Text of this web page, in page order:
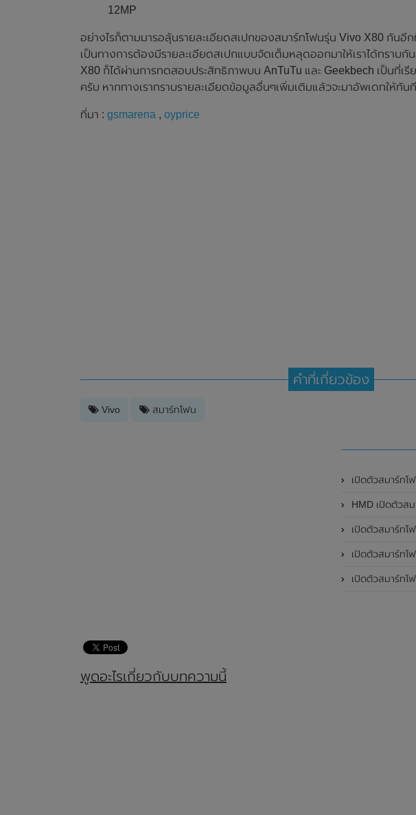
12MP
อย่างไรก็ตามมารอลุ้นรายละเอียดสเปกของสมาร์ทโฟนรุ่น Vivo X80 กันอี
เป็นทางการต้องมีรายละเอียดสเปกแบบจัดเต็มหลุดออกมาให้เราได้ทราบ
X80 ก็ได้ผ่านการทดสอบประสิทธิภาพบน AnTuTu และ Geekbech เป็นที่เ
ครับ หากทางเราทราบรายละเอียดข้อมูลอื่นๆเพิ่มเติมแล้วจะมาอัพเดทให้ทันที
ที่มา : gsmarena , oyprice
คำที่เกี่ยวข้อง
Vivo สมาร์ทโฟน
เปิดตัวสมาร์ทโฟน Vivo Y300 Pro อย่างเป็นทาง
HMD เปิดตัวสมาร์ทโฟนฝ
เปิดตัวสมาร์ทโฟน
เปิดตัวสมาร์ทโฟนเกมมิ่ง
เปิดตัวสมาร์ทโฟน
พูดอะไรเกี่ยวกับบทความนี้